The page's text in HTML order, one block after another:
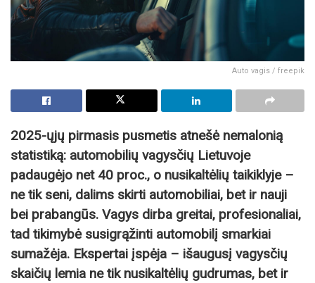
Auto vagis / freepik
2025-ųjų pirmasis pusmetis atnešė nemalonią
statistiką: automobilių vagysčių Lietuvoje
padaugėjo net 40 proc., o nusikaltėlių taikiklyje –
ne tik seni, dalims skirti automobiliai, bet ir nauji
bei prabangūs. Vagys dirba greitai, profesionaliai,
tad tikimybė susigrąžinti automobilį smarkiai
sumažėja. Ekspertai įspėja – išaugusį vagysčių
skaičių lemia ne tik nusikaltėlių gudrumas, bet ir